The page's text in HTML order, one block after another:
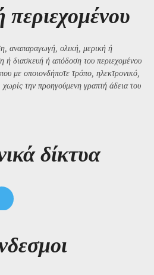
περιεχομένου
αναπαραγωγή, ολική, μερική ή
ή διασκευή ή απόδοση του περιεχομένου
με οποιονδήποτε τρόπο, ηλεκτρονικό,
την προηγούμενη γραπτή άδεια του
δίκτυα